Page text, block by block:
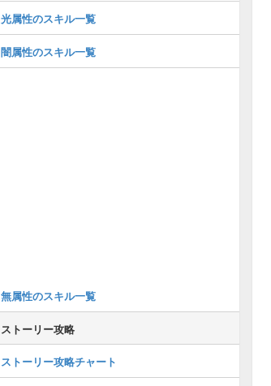
光属性のスキル一覧
闇属性のスキル一覧
無属性のスキル一覧
ストーリー攻略
ストーリー攻略チャート